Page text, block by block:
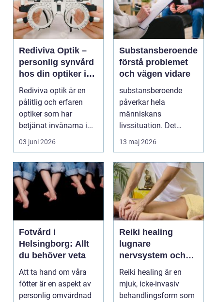
Rediviva Optik –
personlig synvård
hos din optiker i
Uppsala
Rediviva optik är en
pålitlig och erfaren
optiker som har
betjänat invånarna i...
03 juni 2026
Substansberoende
förstå problemet
och vägen vidare
substansberoende
påverkar hela
människans
livssituation. Det
handlar sällan bara
om alkohol, narkoti...
13 maj 2026
Fotvård i
Helsingborg: Allt
du behöver veta
Att ta hand om våra
fötter är en aspekt av
personlig omvårdnad
Reiki healing
lugnare
nervsystem och
djupare
återhämtning
Reiki healing är en
mjuk, icke-invasiv
behandlingsform som